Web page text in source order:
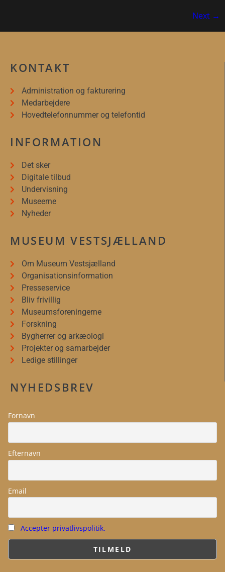
Next →
KONTAKT
Administration og fakturering
Medarbejdere
Hovedtelefonnummer og telefontid
INFORMATION
Det sker
Digitale tilbud
Undervisning
Museerne
Nyheder
MUSEUM VESTSJÆLLAND
Om Museum Vestsjælland
Organisationsinformation
Presseservice
Bliv frivillig
Museumsforeningerne
Forskning
Bygherrer og arkæologi
Projekter og samarbejder
Ledige stillinger
NYHEDSBREV
Fornavn
Efternavn
Email
Accepter privatlivspolitik.